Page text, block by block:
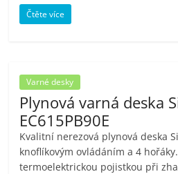
mobilní
telefony,
kávovary,
bazény
Čtěte více
Varné desky
Plynová varná deska
EC615PB90E
Kvalitní nerezová plynová deska
knoflíkovým ovládáním a 4
termoelektrickou pojistkou při